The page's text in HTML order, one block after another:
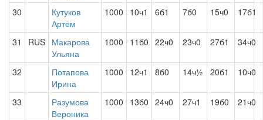
30
Кутуков
Артем
1000 10ч1 6б1 7б0 15ч0 17б1
31 RUS Макарова
Ульяна
1000 11б0 22ч0 23ч0 27б1 34ч0
32
Потапова
Ирина
1000 12ч1 8б0 14ч½ 20б1 10ч0
33
Разумова
Вероника
1000 13б0 24ч0 27ч1 19б0 21ч0